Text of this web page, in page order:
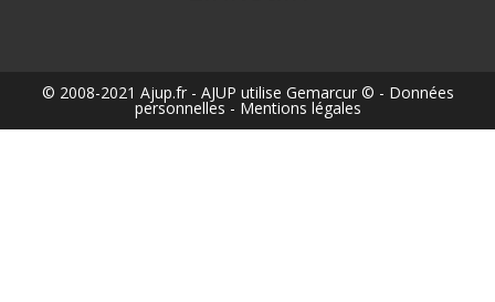
© 2008-2021 Ajup.fr- AJUP utilise Gemarcur © - Données
personnelles - Mentions légales